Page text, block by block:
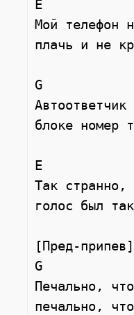
E
Мой телефон
плачь и не
G
блоке номер
E
Так странно,
голос был
[Пред-
G
Печально,
печально,